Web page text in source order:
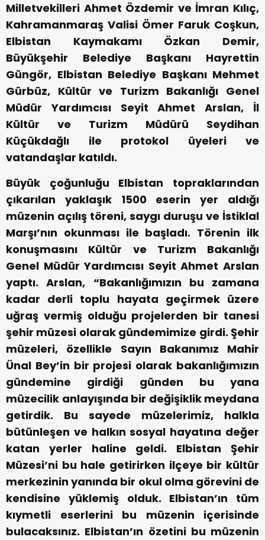
Milletvekilleri Ahmet Özdemir ve İmran Kılıç,
Kahramanmaraş Valisi Ömer Faruk Coşkun,
Elbistan Kaymakamı Özkan Demir,
Büyükşehir Belediye Başkanı Hayrettin
Güngör, Elbistan Belediye Başkanı Mehmet
Gürbüz, Kültür ve Turizm Bakanlığı Genel
Müdür Yardımcısı Seyit Ahmet Arslan, İl
Kültür ve Turizm Müdürü Seydihan
Küçükdağlı ile protokol üyeleri ve
vatandaşlar katıldı.
Büyük çoğunluğu Elbistan topraklarından
çıkarılan yaklaşık 1500 eserin yer aldığı
müzenin açılış töreni, saygı duruşu ve İstiklal
Marşı’nın okunması ile başladı. Törenin ilk
konuşmasını Kültür ve Turizm Bakanlığı
Genel Müdür Yardımcısı Seyit Ahmet Arslan
yaptı. Arslan, “Bakanlığımızın bu zamana
kadar derli toplu hayata geçirmek üzere
uğraş vermiş olduğu projelerden bir tanesi
şehir müzesi olarak gündemimize girdi. Şehir
müzeleri, özellikle Sayın Bakanımız Mahir
Ünal Bey’in bir projesi olarak bakanlığımızın
gündemine girdiği günden bu yana
müzecilik anlayışında bir değişiklik meydana
getirdik. Bu sayede müzelerimiz, halkla
bütünleşen ve halkın sosyal hayatına değer
katan yerler haline geldi. Elbistan Şehir
Müzesi’ni bu hale getirirken ilçeye bir kültür
merkezinin yanında bir okul olma görevini de
kendisine yüklemiş olduk. Elbistan’ın tüm
kıymetli eserlerini bu müzenin içerisinde
bulacaksınız. Elbistan’ın özetini bu müzenin